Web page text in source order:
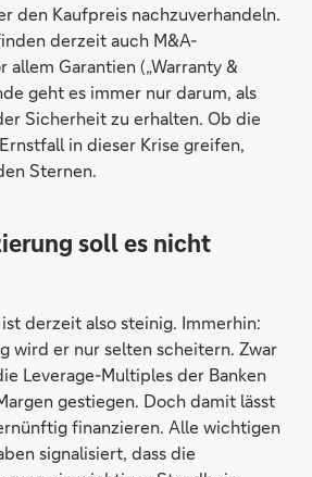
den Kaufpreis nachzuverhandeln.
derzeit auch M&A-
allem Garantien („Warranty &
geht es immer nur darum, als
Sicherheit zu erhalten. Ob die
in dieser Krise greifen,
Sternen.
soll es nicht
derzeit also steinig. Immerhin:
wird er nur selten scheitern. Zwar
Leverage-Multiples der Banken
gestiegen. Doch damit lässt
finanzieren. Alle wichtigen
signalisiert, dass die